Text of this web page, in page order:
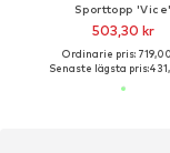
Sporttopp 'Vice'
503,30 kr
Ordinarie pris:
Senaste lägsta pris: